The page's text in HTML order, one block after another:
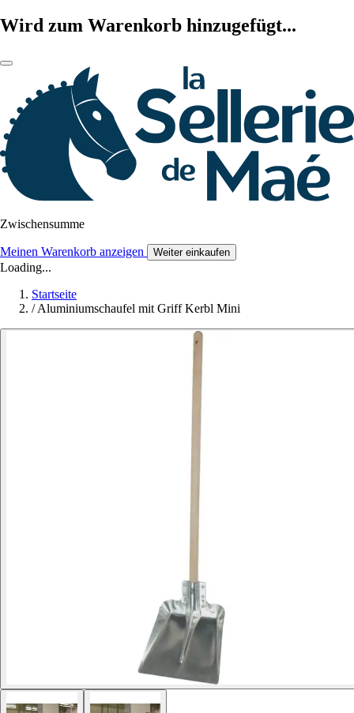
Wird zum Warenkorb hinzugefügt...
Zwischensumme
Meinen Warenkorb anzeigen Weiter einkaufen
Loading...
Startseite
/ Aluminiumschaufel mit Griff Kerbl Mini